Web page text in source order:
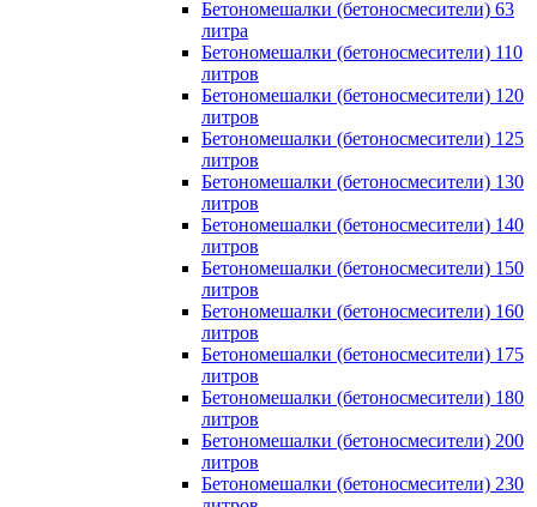
Бетономешалки (бетоносмесители) 63
литра
Бетономешалки (бетоносмесители) 110
литров
Бетономешалки (бетоносмесители) 120
литров
Бетономешалки (бетоносмесители) 125
литров
Бетономешалки (бетоносмесители) 130
литров
Бетономешалки (бетоносмесители) 140
литров
Бетономешалки (бетоносмесители) 150
литров
Бетономешалки (бетоносмесители) 160
литров
Бетономешалки (бетоносмесители) 175
литров
Бетономешалки (бетоносмесители) 180
литров
Бетономешалки (бетоносмесители) 200
литров
Бетономешалки (бетоносмесители) 230